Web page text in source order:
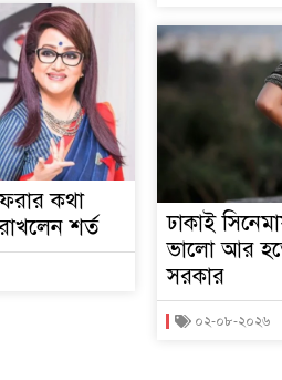
কথা
শর্ত
ঢাকাই
ভালো আর
সরকার
০২-০৮-২০২৬